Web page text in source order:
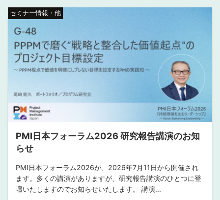
セミナー情報・他
PMI日本フォーラム2026 研究報告講演のお知
らせ
PMI日本フォーラム2026が、2026年7月11日から開催され
ます。多くの講演がありますが、研究報告講演のひとつに登
壇いたしますのでお知らせいたします。 講演...